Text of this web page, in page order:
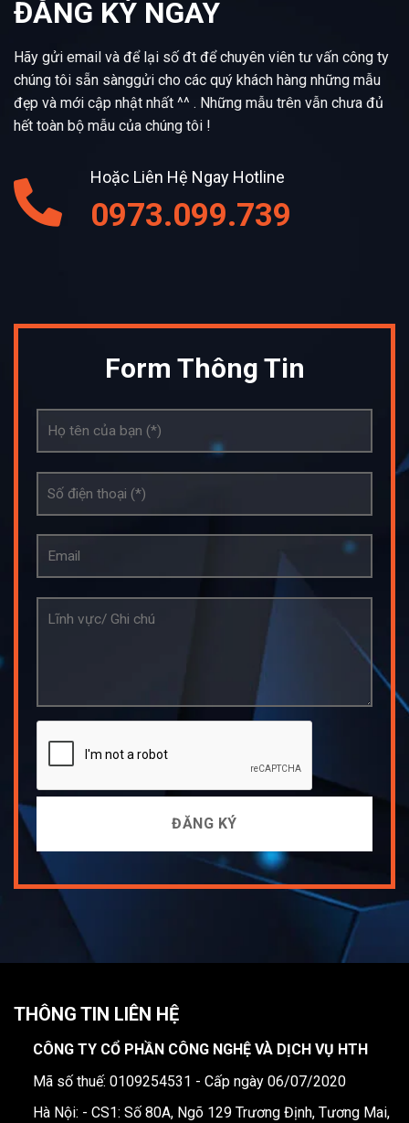
ĐĂNG KÝ NGAY
Hãy gửi email và để lại số đt để chuyên viên tư vấn công ty
chúng tôi sẵn sànggửi cho các quý khách hàng những mẫu
đẹp và mới cập nhật nhất ^^ . Những mẫu trên vẫn chưa đủ
hết toàn bộ mẫu của chúng tôi !
Hoặc Liên Hệ Ngay Hotline
0973.099.739
Form Thông Tin
THÔNG TIN LIÊN HỆ
CÔNG TY CỔ PHẦN CÔNG NGHỆ VÀ DỊCH VỤ HTH
Mã số thuế: 0109254531 - Cấp ngày 06/07/2020
Hà Nội: - CS1: Số 80A, Ngõ 129 Trương Định, Tương Mai,